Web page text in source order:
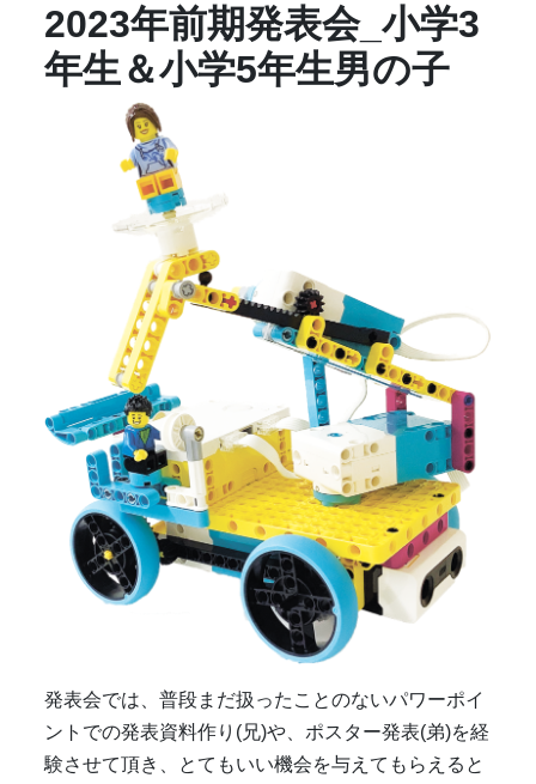
2023年前期発表会_小学3
年生＆小学5年生男の子
発表会では、普段まだ扱ったことのないパワーポイ
ントでの発表資料作り(兄)や、ポスター発表(弟)を経
験させて頂き、とてもいい機会を与えてもらえると